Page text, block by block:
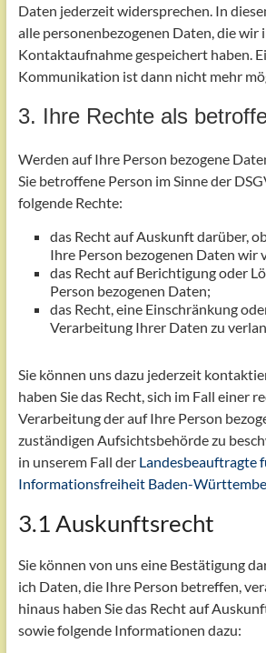
Daten jederzeit widersprechen. In
alle personenbezogenen Daten, die wir
Kontaktaufnahme gespeichert haben.
Kommunikation ist dann nicht mehr
3. Ihre Rechte als
Werden auf Ihre Person bezogene
Sie betroffene Person im Sinne der
folgende Rechte:
das Recht auf Auskunft darüber,
Ihre Person bezogenen Daten wir
das Recht auf Berichtigung oder
Person bezogenen Daten;
das Recht, eine Einschränkung
Verarbeitung Ihrer Daten zu
Sie können uns dazu jederzeit
haben Sie das Recht, sich im Fall einer
Verarbeitung der auf Ihre Person
zuständigen Aufsichtsbehörde zu
in unserem Fall der Landesbeauftragte
Informationsfreiheit Baden-
3.1 Auskunftsrecht
Sie können von uns eine Bestätigung
ich Daten, die Ihre Person betreffen,
hinaus haben Sie das Recht auf
sowie folgende Informationen dazu: